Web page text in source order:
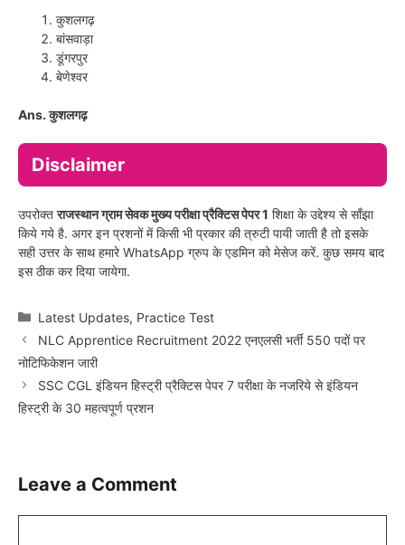
कुशलगढ़
बांसवाड़ा
डूंगरपुर
बेणेश्वर
Ans. कुशलगढ़
Disclaimer
उपरोक्तराजस्थान ग्राम सेवक मुख्य परीक्षा प्रैक्टिस पेपर 1 शिक्षा के उद्देश्य से साँझा
किये गये है. अगर इन प्रशनों में किसी भी प्रकार की त्रुटी पायी जाती है तो इसके
सही उत्तर के साथ हमारे WhatsApp ग्रुप के एडमिन को मेसेज करें. कुछ समय बाद
इस ठीक कर दिया जायेगा.
Categories
Latest Updates, Practice Test
NLC Apprentice Recruitment 2022 एनएलसी भर्ती 550 पदों पर
नोटिफिकेशन जारी
SSC CGL इंडियन हिस्ट्री प्रैक्टिस पेपर 7 परीक्षा के नजरिये से इंडियन
हिस्ट्री के 30 महत्वपूर्ण प्रशन
Leave a Comment